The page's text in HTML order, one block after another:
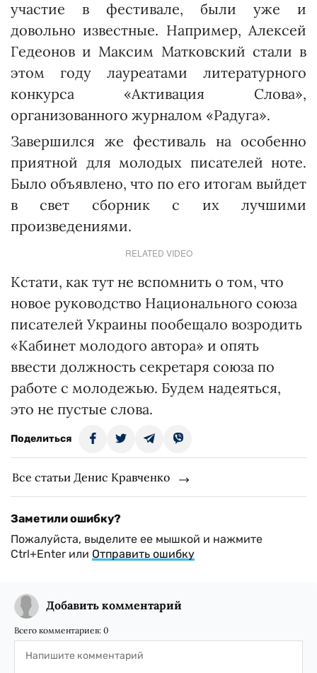
участие в фестивале, были уже и
довольно известные. Например, Алексей
Гедеонов и Максим Матковский стали в
этом году лауреатами литературного
конкурса «Активация Сло­ва»,
организованного журналом «Радуга».
Завершился же фестиваль на особенно
приятной для молодых писателей ноте.
Было объявлено, что по его итогам выйдет
в свет сборник с их лучшими
произведениями.
RELATED VIDEO
Кстати, как тут не вспомнить о том, что
новое руководство Национального союза
писателей Украины пообещало возродить
«Кабинет молодого автора» и опять
ввести должность секретаря союза по
работе с молодежью. Будем надеяться,
это не пустые слова.
Поделиться
Все статьи Денис Кравченко
Заметили ошибку?
Пожалуйста, выделите ее мышкой и нажмите
Ctrl+Enter или Отправить ошибку
Добавить комментарий
Всего комментариев: 0